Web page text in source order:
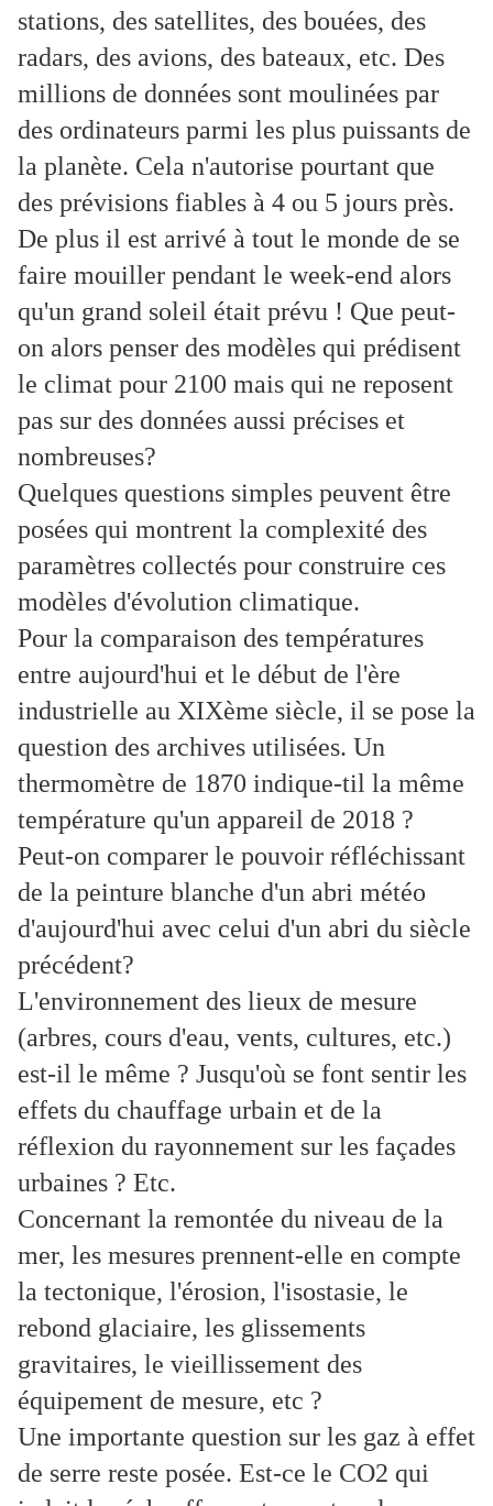
stations, des satellites, des bouées, des
radars, des avions, des bateaux, etc. Des
millions de données sont moulinées par
des ordinateurs parmi les plus puissants de
la planète. Cela n'autorise pourtant que
des prévisions fiables à 4 ou 5 jours près.
De plus il est arrivé à tout le monde de se
faire mouiller pendant le week-end alors
qu'un grand soleil était prévu ! Que peut-
on alors penser des modèles qui prédisent
le climat pour 2100 mais qui ne reposent
pas sur des données aussi précises et
nombreuses?
Quelques questions simples peuvent être
posées qui montrent la complexité des
paramètres collectés pour construire ces
modèles d'évolution climatique.
Pour la comparaison des températures
entre aujourd'hui et le début de l'ère
industrielle au XIXème siècle, il se pose la
question des archives utilisées. Un
thermomètre de 1870 indique-til la même
température qu'un appareil de 2018 ?
Peut-on comparer le pouvoir réfléchissant
de la peinture blanche d'un abri météo
d'aujourd'hui avec celui d'un abri du siècle
précédent?
L'environnement des lieux de mesure
(arbres, cours d'eau, vents, cultures, etc.)
est-il le même ? Jusqu'où se font sentir les
effets du chauffage urbain et de la
réflexion du rayonnement sur les façades
urbaines ? Etc.
Concernant la remontée du niveau de la
mer, les mesures prennent-elle en compte
la tectonique, l'érosion, l'isostasie, le
rebond glaciaire, les glissements
gravitaires, le vieillissement des
équipement de mesure, etc ?
Une importante question sur les gaz à effet
de serre reste posée. Est-ce le CO2 qui